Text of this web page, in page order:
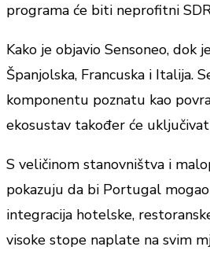
programa će biti neprofitni
Kako je objavio Sensoneo,
Španjolska, Francuska i
komponentu poznatu kao
ekosustav također će
S veličinom stanovništva i
pokazuju da bi Portugal
integracija hotelske,
visoke stope naplate na svim